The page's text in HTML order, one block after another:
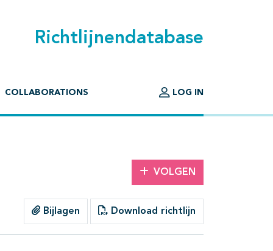
Richtlijnendatabase
COLLABORATIONS LOG IN
VOLGEN
Bijlagen Download richtlijn